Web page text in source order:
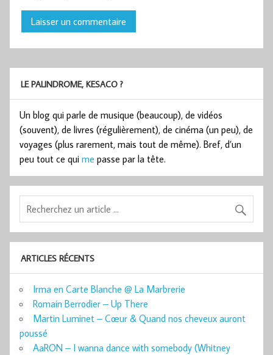
LE PALINDROME, KESACO ?
Un blog qui parle de musique (beaucoup), de vidéos
(souvent), de livres (régulièrement), de cinéma (un peu), de
voyages (plus rarement, mais tout de même). Bref, d’un
peu tout ce qui me passe par la tête.
ARTICLES RÉCENTS
Irma en Carte Blanche @ La Marbrerie
Romain Berrodier – Up There
Martin Luminet – Cœur & Quand nos cheveux auront
poussé
AaRON – I wanna dance with somebody (Whitney